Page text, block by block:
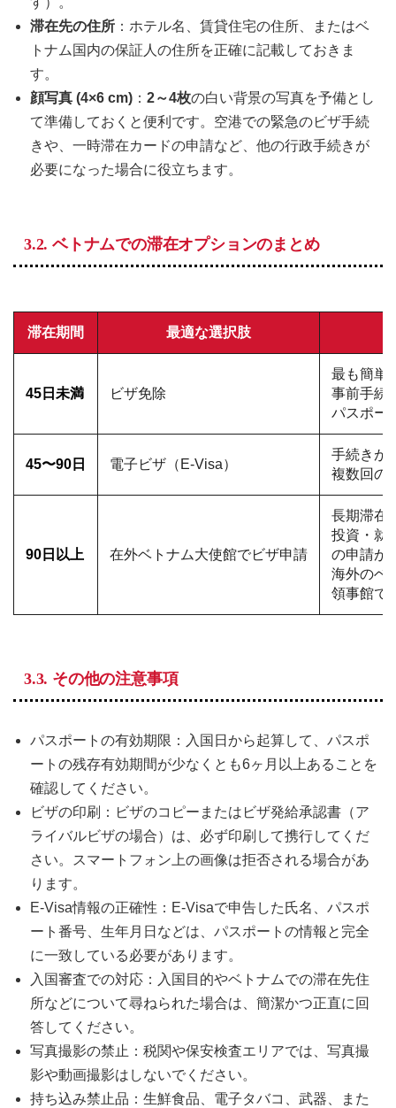
滞在先の住所 ：ホテル名、賃貸住宅の住所、またはベ
トナム国内の保証人の住所を正確に記載しておきま
す。
顔写真 (4×6 cm) ：2～4枚の白い背景の写真を予備とし
て準備しておくと便利です。空港での緊急のビザ手続
きや、一時滞在カードの申請など、他の行政手続きが
必要になった場合に役立ちます。
3.2. ベトナムでの滞在オプションのまとめ
滞在期間 最適な選択肢
45日未満 ビザ免除
最も簡単
事前手続
パスポー
45〜90日 電子ビザ（E-Visa）
手続きが
複数回の
90日以上 在外ベトナム大使館でビザ申請
長期滞在
投資・就
の申請が
海外のベ
領事館で
3.3. その他の注意事項
パスポートの有効期限：入国日から起算して、パスポ
ートの残存有効期間が少なくとも6ヶ月以上あることを
確認してください。
ビザの印刷：ビザのコピーまたはビザ発給承認書（ア
ライバルビザの場合）は、必ず印刷して携行してくだ
さい。スマートフォン上の画像は拒否される場合があ
ります。
E-Visa情報の正確性：E-Visaで申告した氏名、パスポ
ート番号、生年月日などは、パスポートの情報と完全
に一致している必要があります。
入国審査での対応：入国目的やベトナムでの滞在先住
所などについて尋ねられた場合は、簡潔かつ正直に回
答してください。
写真撮影の禁止：税関や保安検査エリアでは、写真撮
影や動画撮影はしないでください。
持ち込み禁止品：生鮮食品、電子タバコ、武器、また